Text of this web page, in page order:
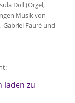
Döll (Orgel,
Musik von
Gabriel Fauré und
laden zu